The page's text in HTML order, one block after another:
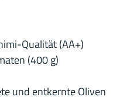
Qualität (AA+)
(400 g)
und entkernte Oliven